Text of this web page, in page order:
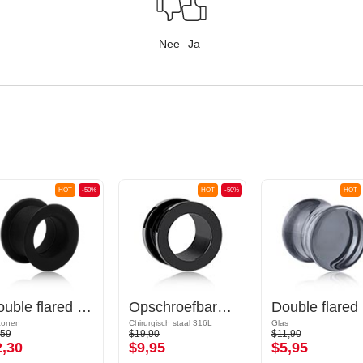
Nee Ja
-50%
HOT
Double flared tunnel (siliconen, verschillende kleuren)
-50%
HOT
Opschroefbare tunnel (chirurgisch staal, zwart, glanzende afwerking)
Chirurgisch staal 316L
$19,90
$9,95
HOT
Glas
$11,90
$5,95